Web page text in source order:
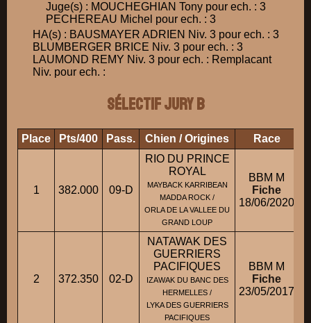
Juge(s) : MOUCHEGHIAN Tony pour ech. : 3
PECHEREAU Michel pour ech. : 3
HA(s) : BAUSMAYER ADRIEN Niv. 3 pour ech. : 3
BLUMBERGER BRICE Niv. 3 pour ech. : 3
LAUMOND REMY Niv. 3 pour ech. : Remplacant
Niv. pour ech. :
Sélectif Jury B
Place Pts/400 Pass. Chien / Origines Race
1 382.000 09-D
RIO DU PRINCE
ROYAL
MAYBACK KARRIBEAN
MADDA ROCK /
ORLA DE LA VALLEE DU
GRAND LOUP
BBM M
Fiche
18/06/2020
2 372.350 02-D
NATAWAK DES
GUERRIERS
PACIFIQUES
IZAWAK DU BANC DES
HERMELLES /
LYKA DES GUERRIERS
PACIFIQUES
BBM M
Fiche
23/05/2017